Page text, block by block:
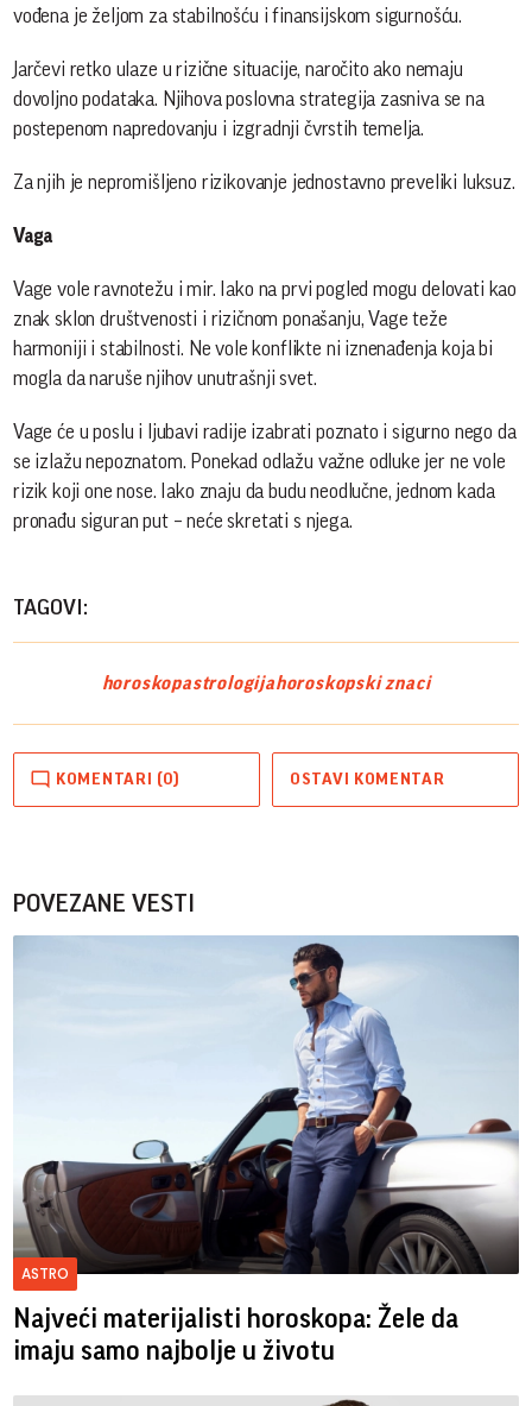
vođena je željom za stabilnošću i finansijskom sigurnošću.
Jarčevi retko ulaze u rizične situacije, naročito ako nemaju
dovoljno podataka. Njihova poslovna strategija zasniva se na
postepenom napredovanju i izgradnji čvrstih temelja.
Za njih je nepromišljeno rizikovanje jednostavno preveliki luksuz.
Vaga
Vage vole ravnotežu i mir. Iako na prvi pogled mogu delovati kao
znak sklon društvenosti i rizičnom ponašanju, Vage teže
harmoniji i stabilnosti. Ne vole konflikte ni iznenađenja koja bi
mogla da naruše njihov unutrašnji svet.
Vage će u poslu i ljubavi radije izabrati poznato i sigurno nego da
se izlažu nepoznatom. Ponekad odlažu važne odluke jer ne vole
rizik koji one nose. Iako znaju da budu neodlučne, jednom kada
pronađu siguran put – neće skretati s njega.
TAGOVI:
horoskopastrologijahoroskopski znaci
KOMENTARI (0) OSTAVI KOMENTAR
POVEZANE VESTI
ASTRO
Najveći materijalisti horoskopa: Žele da
imaju samo najbolje u životu